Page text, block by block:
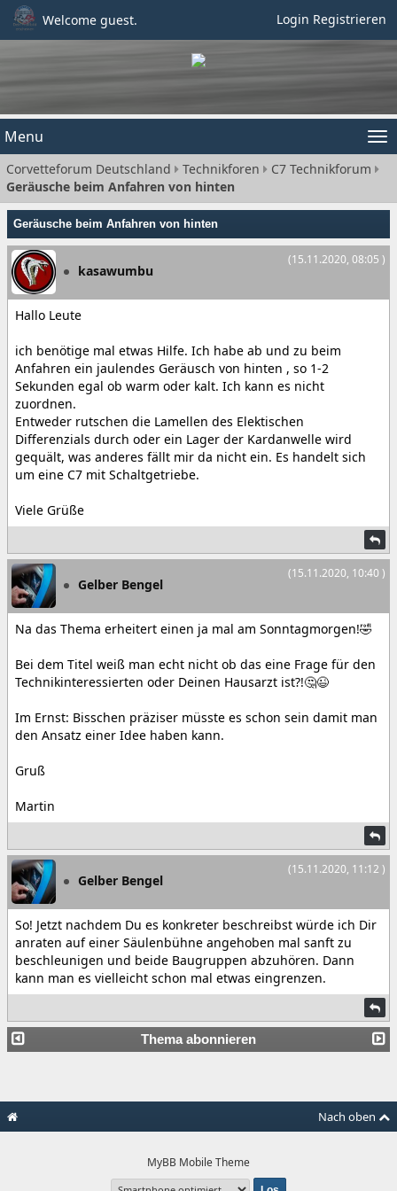
Welcome guest. Login Registrieren
Menu
Corvetteforum Deutschland Technikforen
C7 Technikforum
Geräusche beim Anfahren von hinten
Geräusche beim Anfahren von hinten
(15.11.2020, 08:05 )
kasawumbu
Hallo Leute
ich benötige mal etwas Hilfe. Ich habe ab und zu beim
Anfahren ein jaulendes Geräusch von hinten , so 1-2
Sekunden egal ob warm oder kalt. Ich kann es nicht
zuordnen.
Entweder rutschen die Lamellen des Elektischen
Differenzials durch oder ein Lager der Kardanwelle wird
gequält, was anderes fällt mir da nicht ein. Es handelt sich
um eine C7 mit Schaltgetriebe.
Viele Grüße
(15.11.2020, 10:40 )
Gelber Bengel
Na das Thema erheitert einen ja mal am Sonntagmorgen!🤣
Bei dem Titel weiß man echt nicht ob das eine Frage für den
Technikinteressierten oder Deinen Hausarzt ist?!🤔😉
Im Ernst: Bisschen präziser müsste es schon sein damit man
den Ansatz einer Idee haben kann.
Gruß
Martin
(15.11.2020, 11:12 )
Gelber Bengel
So! Jetzt nachdem Du es konkreter beschreibst würde ich Dir
anraten auf einer Säulenbühne angehoben mal sanft zu
beschleunigen und beide Baugruppen abzuhören. Dann
kann man es vielleicht schon mal etwas eingrenzen.
Thema abonnieren
Nach oben
MyBB Mobile Theme